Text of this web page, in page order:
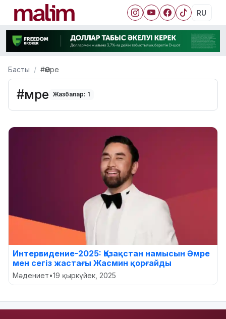
RU
Басты #Әмре
#Әмре Жазбалар: 1
Интервидение-2025: Қазақстан намысын Әмре
мен сегіз жастағы Жасмин қорғайды
Мәдениет•19 қыркүйек, 2025